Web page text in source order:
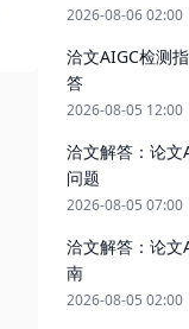
2026-08-06 02:00
洽文AIGC检测
答
2026-08-05 12:00
洽文解答：论
问题
2026-08-05 07:00
洽文解答：论
南
2026-08-05 02:00